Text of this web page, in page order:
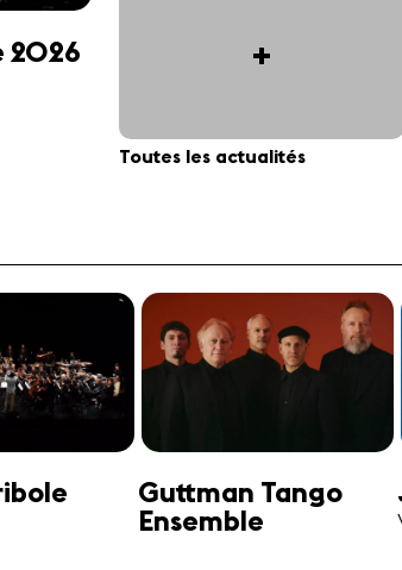
2026
+
Toutes les actualités
José-Daniel
Castellon